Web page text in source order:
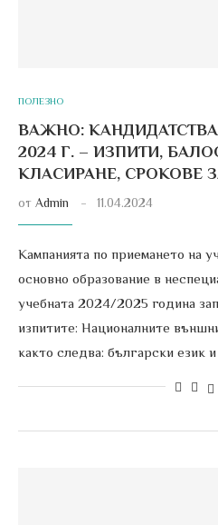
ПОЛЕЗНО
ВАЖНО:
2024 Г. – ИЗПИТИ,
КЛАСИРАНЕ, СРОКОВЕ
от Admin 11.04.2024
Кампанията по приемането на
основно образование в
учебната 2024/2025 година
изпитите: Националните
както следва: български език